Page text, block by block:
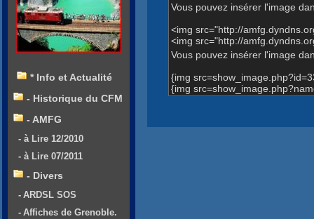
Vous pouvez insérer l'image
<img src="http://
<img src="http://
Vous pouvez insérer l'image
{img
{img
* Info et Actualité
- Historique du CFM
- AMFG
- à Lire 12/2010
- à Lire 07/2011
- Divers
- ARDSL SOS
- Affiches de Grenoble.